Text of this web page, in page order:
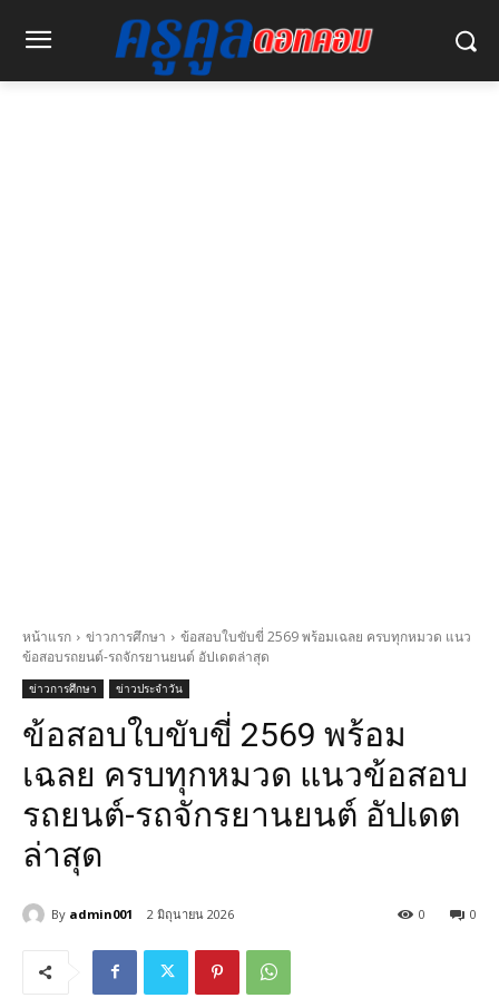
หน้าแรก ข่าวการศึกษา
ข้อสอบใบขับขี่ 2569 พร้อมเฉลย ครบทุกหมวด แนว
ข้อสอบรถยนต์-รถจักรยานยนต์ อัปเดตล่าสุด
ข่าวการศึกษา ข่าวประจำวัน
ข้อสอบใบขับขี่ 2569 พร้อม
เฉลย ครบทุกหมวด แนวข้อสอบ
รถยนต์-รถจักรยานยนต์ อัปเดต
ล่าสุด
By admin001 2 มิถุนายน 2026 0
0